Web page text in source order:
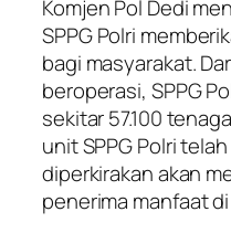
Komjen Pol Dedi
SPPG Polri
bagi masyarakat.
beroperasi, SPPG
sekitar 57.100
unit SPPG Polri
diperkirakan akan
penerima manfaat